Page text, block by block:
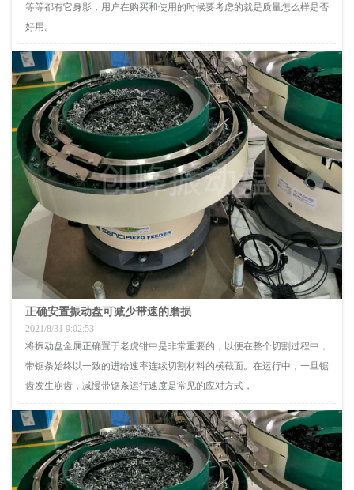
等等都有它身影，用户在购买和使用的时候要考虑的就是质量怎么样是否
好用。
正确安置振动盘可减少带速的磨损
2021/8/31 9:02:53
将振动盘金属正确置于老虎钳中是非常重要的，以便在整个切割过程中，
带锯条始终以一致的进给速率连续切割材料的横截面。在运行中，一旦锯
齿发生崩齿，减慢带锯条运行速度是常见的应对方式，